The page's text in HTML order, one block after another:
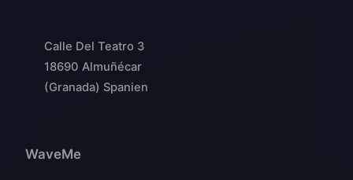
Calle Del Teatro 3
18690 Almuñécar
(Granada) Spanien
WaveMe